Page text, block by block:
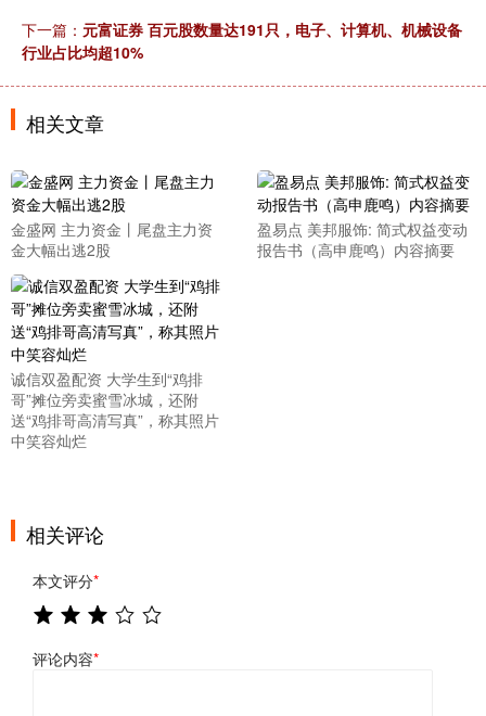
下一篇： 元富证券 百元股数量达191只，电子、计算机、机械设备
行业占比均超10%
相关文章
金盛网 主力资金丨尾盘主力资
金大幅出逃2股
盈易点 美邦服饰: 简式权益变动
报告书（高申鹿鸣）内容摘要
诚信双盈配资 大学生到“鸡排
哥”摊位旁卖蜜雪冰城，还附
送“鸡排哥高清写真”，称其照片
中笑容灿烂
相关评论
本文评分*
评论内容*